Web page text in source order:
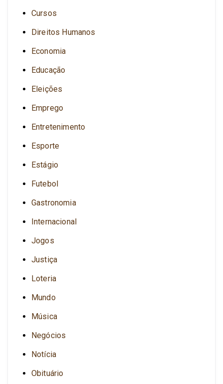
Cursos
Direitos Humanos
Economia
Educação
Eleições
Emprego
Entretenimento
Esporte
Estágio
Futebol
Gastronomia
Internacional
Jogos
Justiça
Loteria
Mundo
Música
Negócios
Notícia
Obituário